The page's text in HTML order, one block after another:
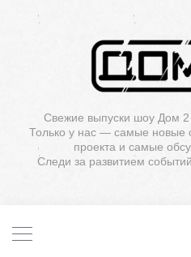
Свежие выпуски шоу Дом
Только у нас — самые новые
проекта и самые
Следи за развитием